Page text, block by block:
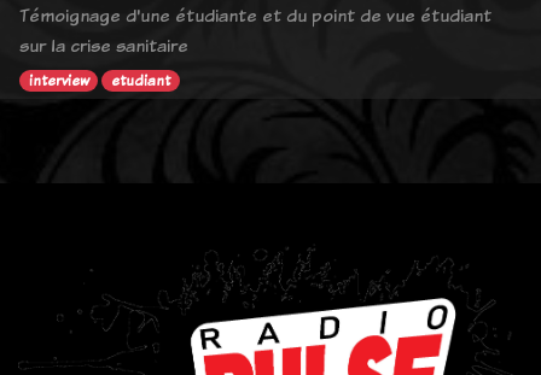
Témoignage d'une étudiante et du point de vue étudiant
sur la crise sanitaire
interview etudiant